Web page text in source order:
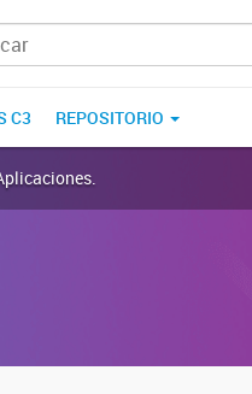
C3 REPOSITORIO